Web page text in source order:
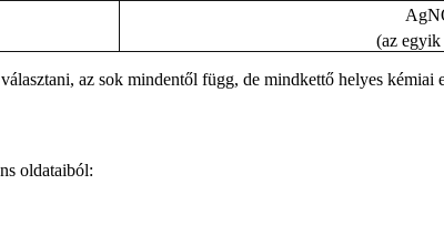
(az
az sok mindentől függ, de mindkettő helyes kémiai
oldataiból: